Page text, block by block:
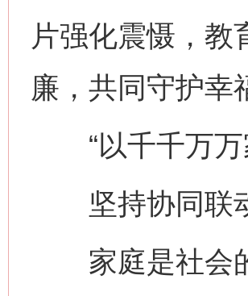
片强化震慑，教
廉，共同守护幸
“以千千万万
坚持协同联动
家庭是社会的